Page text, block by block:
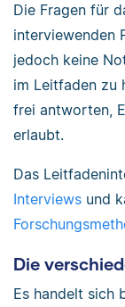
Die Fragen für
interviewenden
jedoch keine
im Leitfaden zu
frei antworten,
erlaubt.
Das
Interviews und
Die
Es handelt sich